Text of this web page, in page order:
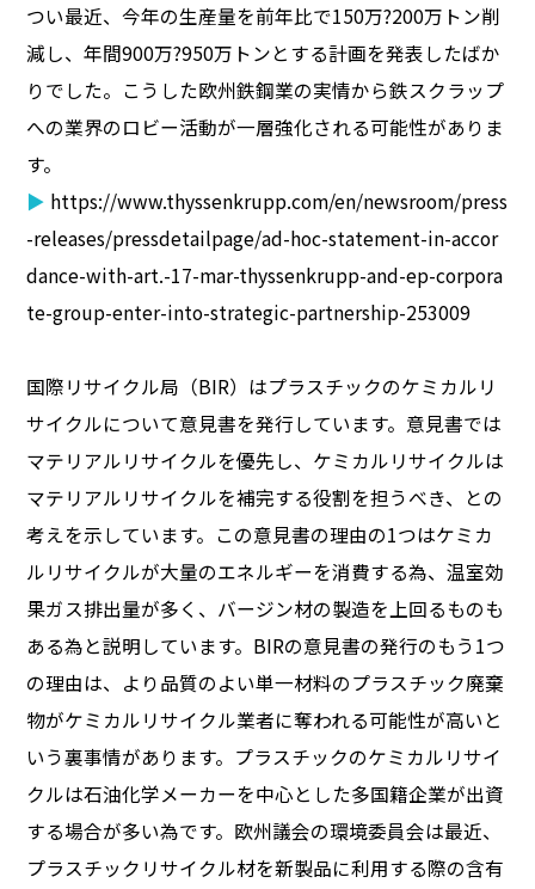
つい最近、今年の生産量を前年比で150万?200万トン削
減し、年間900万?950万トンとする計画を発表したばか
りでした。こうした欧州鉄鋼業の実情から鉄スクラップ
への業界のロビー活動が一層強化される可能性がありま
す。
▶ https://www.thyssenkrupp.com/en/newsroom/press
-releases/pressdetailpage/ad-hoc-statement-in-accor
dance-with-art.-17-mar-thyssenkrupp-and-ep-corpora
te-group-enter-into-strategic-partnership-253009
国際リサイクル局（BIR）はプラスチックのケミカルリ
サイクルについて意見書を発行しています。意見書では
マテリアルリサイクルを優先し、ケミカルリサイクルは
マテリアルリサイクルを補完する役割を担うべき、との
考えを示しています。この意見書の理由の1つはケミカ
ルリサイクルが大量のエネルギーを消費する為、温室効
果ガス排出量が多く、バージン材の製造を上回るものも
ある為と説明しています。BIRの意見書の発行のもう1つ
の理由は、より品質のよい単一材料のプラスチック廃棄
物がケミカルリサイクル業者に奪われる可能性が高いと
いう裏事情があります。プラスチックのケミカルリサイ
クルは石油化学メーカーを中心とした多国籍企業が出資
する場合が多い為です。欧州議会の環境委員会は最近、
プラスチックリサイクル材を新製品に利用する際の含有